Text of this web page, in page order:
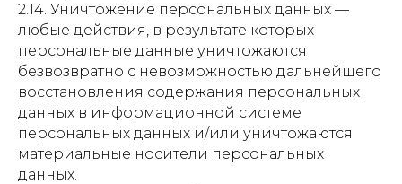
2.14. Уничтожение персональных данных —
любые действия, в результате которых
персональные данные уничтожаются
безвозвратно с невозможностью дальнейшего
восстановления содержания персональных
данных в информационной системе
персональных данных и/или уничтожаются
материальные носители персональных
данных.